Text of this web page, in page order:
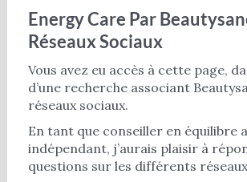
Energy Care Par
Réseaux Sociaux
Vous avez eu accès à cette page,
d’une recherche associant
réseaux sociaux.
En tant que conseiller en équilibre
indépendant, j’aurais plaisir à
questions sur les différents